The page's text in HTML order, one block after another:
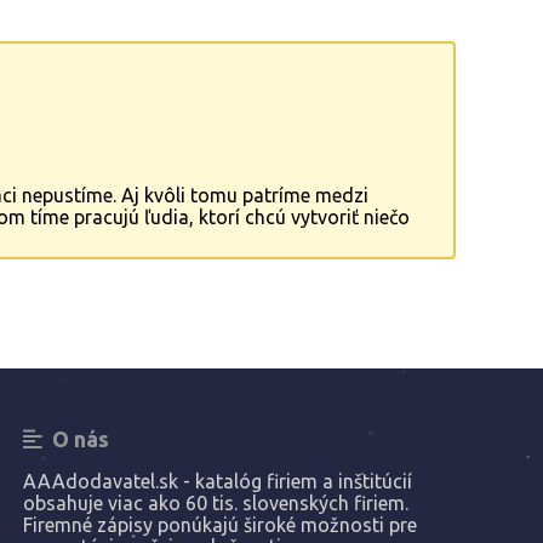
nepustíme. Aj kvôli tomu patríme medzi
tíme pracujú ľudia, ktorí chcú vytvoriť niečo
a realizáciou krbov na individuálnu zákazku.
O nás
AAAdodavatel.sk - katalóg firiem a inštitúcií
obsahuje viac ako 60 tis. slovenských firiem.
Firemné zápisy ponúkajú široké možnosti pre